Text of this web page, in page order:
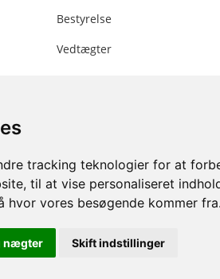
tracking teknologier for at
til at vise personaliseret
hvor vores besøgende kommer fra.
nægter Skift indstillinger
Bestyrelse
Vedtægter